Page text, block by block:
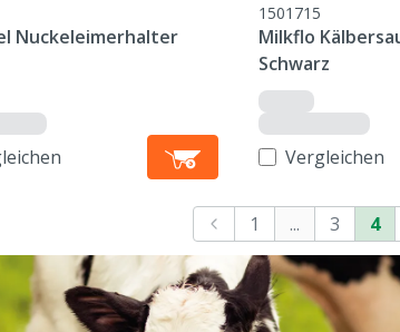
Nuckeleimerhalter
1501715
Milkflo
Schwarz
Vergleichen
1 ... 3 4